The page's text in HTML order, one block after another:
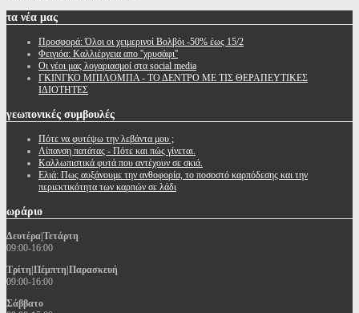
τα νέα μας
Προσφορά: Όλοι οι χειμερινοί Βολβόι -50% έως 15/2
Φειγιόα: Καλλιέργεια απο ''χρυσάφι''
Oι νέοι μας λογαριασμοί στα social media
ΓΚΙΝΓΚΟ ΜΠΙΛΟΜΠΑ - ΤΟ ΔΕΝΤΡΟ ΜΕ ΤΙΣ ΘΕΡΑΠΕΥΤΙΚΕΣ
ΙΔΙΟΤΗΤΕΣ
γεωπονικές συμβουλές
Πότε να φυτέψω την λεβάντα μου ;
Λίπανση πατάτας - Πότε και πώς γίνεται.
Καλλωπιστικά φυτά που αντέχουν σε σκιά.
Ελιά: Πως αυξάνουμε την ανθοφορία, το ποσοστό καρπόδεσης και την
περιεκτικότητα των καρπών σε λάδι
ωράριο
Δευτέρα|Τετάρτη
09:00-16:00
Τρίτη|Πέμπτη|Παρασκευή
09:00-16:00
Σάββατο